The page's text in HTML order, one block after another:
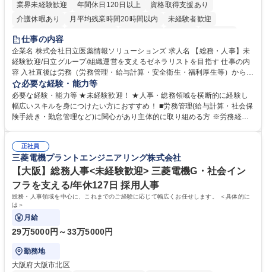
業界未経験歓迎
年間休日120日以上
資格取得支援あり
介護休暇あり
月平均残業時間20時間以内
未経験者歓迎
住宅手当あり
育休あり
完全週休2日制 交通費支給 土日祝休み 寮・社宅あり
仕事の内容
企業名 株式会社日立医薬情報ソリューションズ 求人名 【総務・人事】未
経験歓迎/日立グループ/組織運営を支えるゼネラリストを目指す 仕事の内
容 入社直後は労務（労務管理・給与計算・安全衛生・福利厚生等）からお
任せいたします。将来は総務・採用・教育業務へ守備範囲を広げ、組織運
営を支えるゼネラリストをめざせます。 ・初期業務：労働時間管理、給与
計算、社会保険対応、福利厚生管理、安全衛生、健康経営推進等をお任せ
します。ご経験に応じて、休職者管理など、幅広く経験を積んでいただき
幅広く経験を積みたい意欲がある方に最適な環境です。 募集職種 【総
務・人事】未経験歓迎/日立グループ/組織運営を支えるゼネラリストを目
指す
必要な経験・能力等
必要な経験・能力等 ★未経験歓迎！ ★人事・総務領域を横断的に経験し
幅広いスキルを身につけたい方におすすめ！ ■労務管理(給与計算・社会保
険手続き・勤怠管理など)に関心があり主体的に取り組める方 ※労務経験
のご経験 ■労務管理（給与計算・社会保険手続き・勤怠管理など）の経験
■衛生管理者の資格をお持ちの方 学歴・資格 学歴：大学院 大学 高専 短大
専修学校 高校 語学力： 資格：
正社員
三菱電機プラントエンジニアリング株式会社
【大阪】総務人事<未経験歓迎> 三菱電機G・社会イン
フラを支える/年休127日 採用人事
総務・人事領域を中心に、これまでのご経験に応じて幅広くお任せします。 ＜具体的に
は＞
月給
29万5000円～33万5000円
勤務地
大阪府大阪市北区